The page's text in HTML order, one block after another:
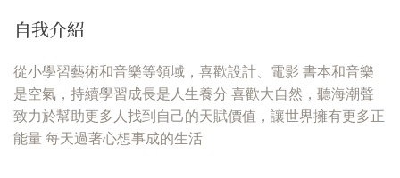
自我介紹
從小學習藝術和音樂等領域，喜歡設計、電影 書本和音樂
是空氣，持續學習成長是人生養分 喜歡大自然，聽海潮聲
致力於幫助更多人找到自己的天賦價值，讓世界擁有更多正
能量 每天過著心想事成的生活